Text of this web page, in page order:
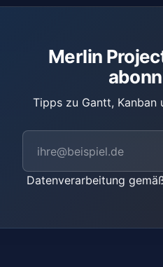
Merlin
Tipps zu Gantt,
Datenverarbeitung